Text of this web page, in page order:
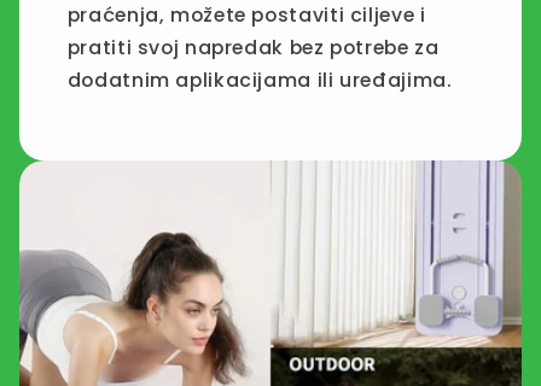
praćenja, možete postaviti ciljeve i
pratiti svoj napredak bez potrebe za
dodatnim aplikacijama ili uređajima.